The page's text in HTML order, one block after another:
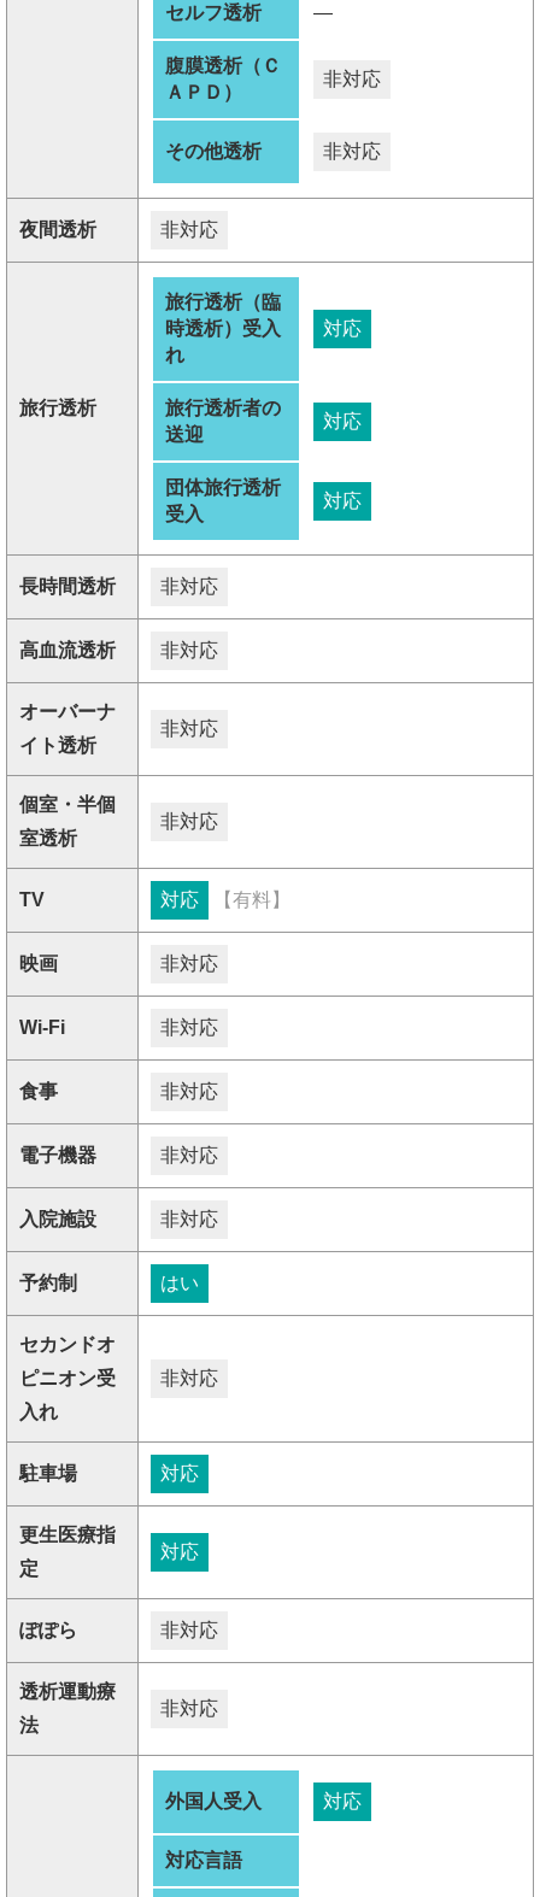
セルフ透析 ―
腹膜透析（Ｃ
ＡＰＤ）
非対応
その他透析 非対応
夜間透析 非対応
旅行透析
旅行透析（臨
時透析）受入
れ
対応
旅行透析者の
送迎
対応
団体旅行透析
受入
対応
長時間透析 非対応
高血流透析 非対応
オーバーナ
イト透析
非対応
個室・半個
室透析
非対応
TV 対応 【有料】
映画 非対応
Wi-Fi 非対応
食事 非対応
電子機器 非対応
入院施設 非対応
予約制 はい
セカンドオ
ピニオン受
入れ
非対応
駐車場 対応
更生医療指
定
対応
ぽぽら 非対応
透析運動療
法
非対応
外国人受入 対応
対応言語